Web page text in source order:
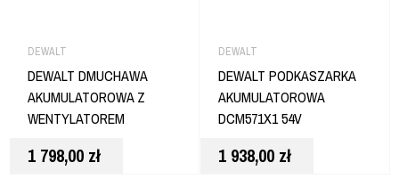
DEWALT
DEWALT DMUCHAWA
AKUMULATOROWA Z
WENTYLATOREM
DCMBL777X1
1 798,00 zł
DEWALT
DEWALT PODKASZARKA
AKUMULATOROWA
DCM571X1 54V
1 938,00 zł